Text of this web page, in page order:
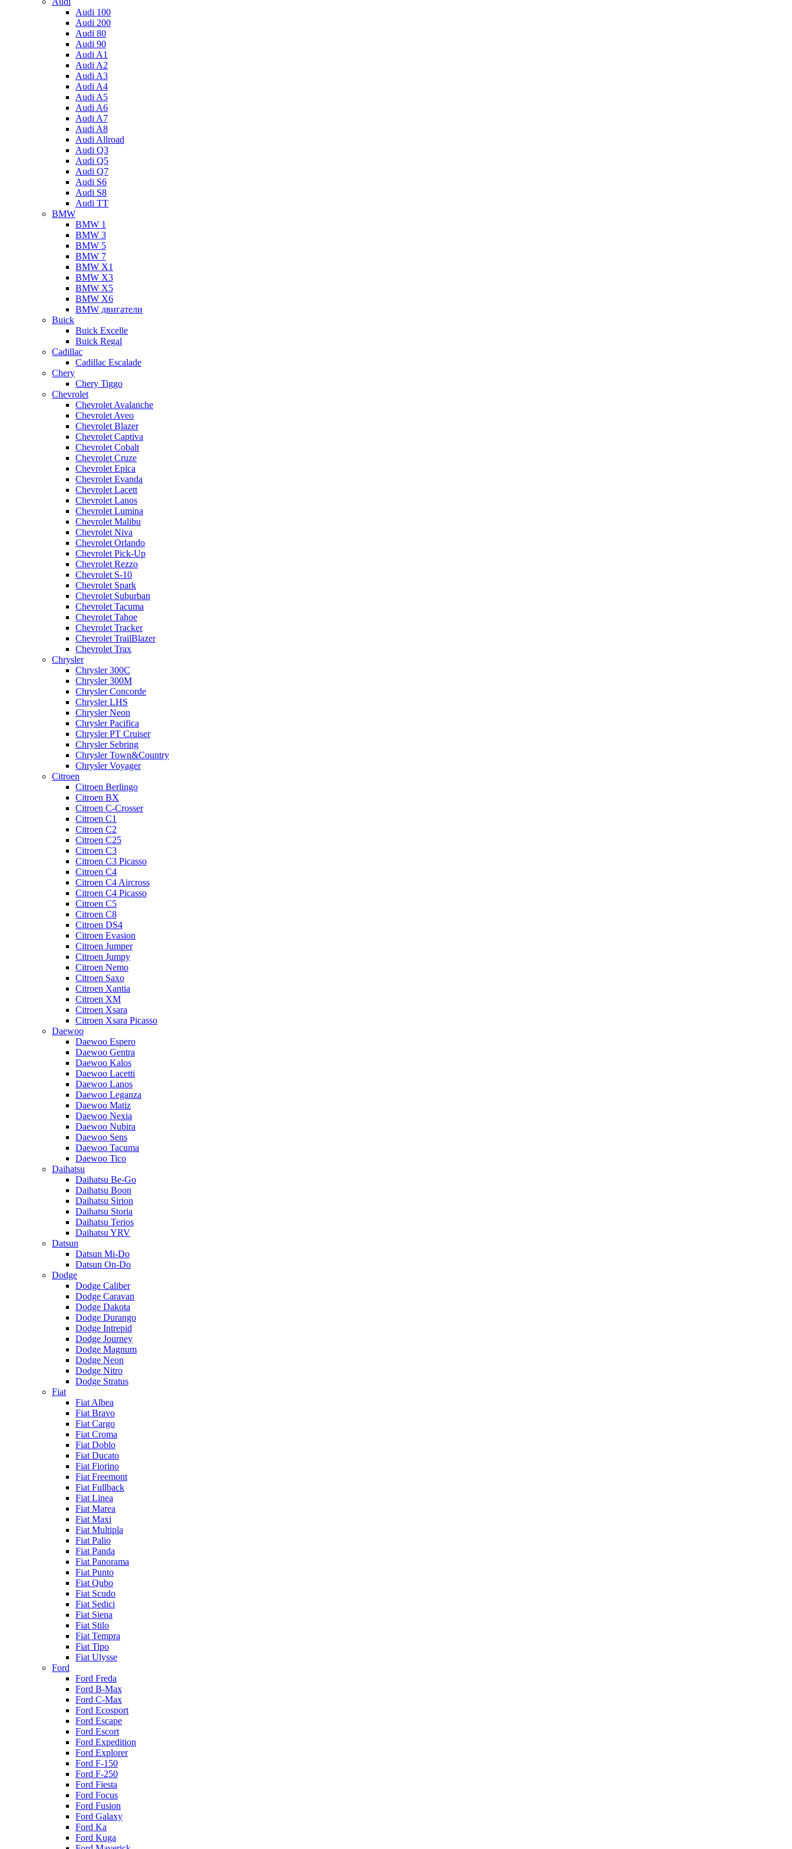
Audi 100
Audi 200
Audi 80
Audi 90
Audi A1
Audi A2
Audi A3
Audi A4
Audi A5
Audi A6
Audi A7
Audi A8
Audi Allroad
Audi Q3
Audi Q5
Audi Q7
Audi S6
Audi S8
Audi TT
BMW
BMW 1
BMW 3
BMW 5
BMW 7
BMW X1
BMW X3
BMW X5
BMW X6
BMW двигатели
Buick
Buick Excelle
Buick Regal
Cadillac
Cadillac Escalade
Chery
Chery Tiggo
Chevrolet
Chevrolet Avalanche
Chevrolet Aveo
Chevrolet Blazer
Chevrolet Captiva
Chevrolet Cobalt
Chevrolet Cruze
Chevrolet Epica
Chevrolet Evanda
Chevrolet Lacett
Chevrolet Lanos
Chevrolet Lumina
Chevrolet Malibu
Chevrolet Niva
Chevrolet Orlando
Chevrolet Pick-Up
Chevrolet Rezzo
Chevrolet S-10
Chevrolet Spark
Chevrolet Suburban
Chevrolet Tacuma
Chevrolet Tahoe
Chevrolet Tracker
Chevrolet TrailBlazer
Chevrolet Trax
Chrysler
Chrysler 300C
Chrysler 300M
Chrysler Concorde
Chrysler LHS
Chrysler Neon
Chrysler Pacifica
Chrysler PT Cruiser
Chrysler Sebring
Chrysler Town&Country
Chrysler Voyager
Citroen
Citroen Berlingo
Citroen BX
Citroen C-Crosser
Citroen C1
Citroen C2
Citroen C25
Citroen C3
Citroen C3 Picasso
Citroen C4
Citroen C4 Aircross
Citroen C4 Picasso
Citroen C5
Citroen C8
Citroen DS4
Citroen Evasion
Citroen Jumper
Citroen Jumpy
Citroen Nemo
Citroen Saxo
Citroen Xantia
Citroen XM
Citroen Xsara
Citroen Xsara Picasso
Daewoo
Daewoo Espero
Daewoo Gentra
Daewoo Kalos
Daewoo Lacetti
Daewoo Lanos
Daewoo Leganza
Daewoo Matiz
Daewoo Nexia
Daewoo Nubira
Daewoo Sens
Daewoo Tacuma
Daewoo Tico
Daihatsu
Daihatsu Be-Go
Daihatsu Boon
Daihatsu Sirion
Daihatsu Storia
Daihatsu Terios
Daihatsu YRV
Datsun
Datsun Mi-Do
Datsun On-Do
Dodge
Dodge Caliber
Dodge Caravan
Dodge Dakota
Dodge Durango
Dodge Intrepid
Dodge Journey
Dodge Magnum
Dodge Neon
Dodge Nitro
Dodge Stratus
Fiat
Fiat Albea
Fiat Bravo
Fiat Cargo
Fiat Croma
Fiat Doblo
Fiat Ducato
Fiat Fiorino
Fiat Freemont
Fiat Fullback
Fiat Linea
Fiat Marea
Fiat Maxi
Fiat Multipla
Fiat Palio
Fiat Panda
Fiat Panorama
Fiat Punto
Fiat Qubo
Fiat Scudo
Fiat Sedici
Fiat Siena
Fiat Stilo
Fiat Tempra
Fiat Tipo
Fiat Ulysse
Ford
Ford Freda
Ford B-Max
Ford C-Max
Ford Ecosport
Ford Escape
Ford Escort
Ford Expedition
Ford Explorer
Ford F-150
Ford F-250
Ford Fiesta
Ford Focus
Ford Fusion
Ford Galaxy
Ford Ka
Ford Kuga